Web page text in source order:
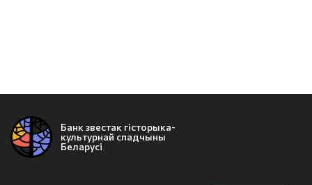
Банк звестак гісторыка-
культурнай спадчыны
Беларусі